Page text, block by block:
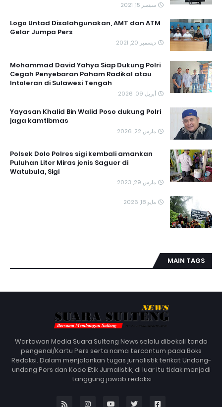
سبتمبر 15, 2021
Logo Untad Disalahgunakan, AMT dan ATM
Gelar Jumpa Pers
ديسمبر 20, 2021
Mohammad David Yahya Siap Dukung Polri
Cegah Penyebaran Paham Radikal atau
Intoleran di Sulawesi Tengah
أبريل 09, 2026
Yayasan Khalid Bin Walid Poso dukung Polri
jaga kamtibmas
مارس 22, 2026
Polsek Dolo Polres sigi kembali amankan
Puluhan Liter Miras jenis Saguer di
Watubula, Sigi
مارس 29, 2023
مايو 18, 2026
MAIN TAGS
Wartawan Media Suara Sulteng News selalu dibekali tanda
pengenal/Kartu Pers serta nama tercantum pada Boks
Redaksi. Dalam menjalankan tugas jurnalistik terikat Undang-
undang Pers dan Kode Etik Jurnalistik, di luar itu tidak menjadi
tanggung jawab redaksi.